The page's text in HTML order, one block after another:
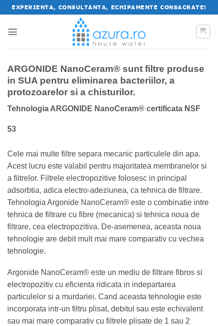
Salt
la
conținut
EXPERIENTA, CONSULTANTA, ECHIPAMENTE CONSACRATE!
ARGONIDE NanoCeram® sunt filtre produse
in SUA pentru eliminarea bacteriilor, a
protozoarelor si a chisturilor.
Tehnologia ARGONIDE NanoCeram® certificata NSF
53
Cele mai multe filtre separa mecanic particulele din apa.
Acest lucru este valabil pentru majoritatea membranelor si
a filtrelor. Filtrele electropozitive folosesc in principal
adsorbtia, adica electro-adeziunea, ca tehnica de filtrare.
Tehnologia Argonide NanoCeram® este o combinatie intre
tehnica de filtrare cu fibre (mecanica) si tehnica noua de
filtrare, cea electropozitiva. De-asemenea, aceasta noua
tehnologie are debit mult mai mare comparativ cu vechea
tehnologie.
Argonide NanoCeram® este un mediu de filtrare fibros si
electropozitiv cu eficienta ridicata in indepartarea
particulelor si a murdariei. Cand aceasta tehnologie este
incorporata intr-un filtru plisat, debitul sau este echivalent
sau mai mare comparativ cu filtrele plisate de 1 sau 2